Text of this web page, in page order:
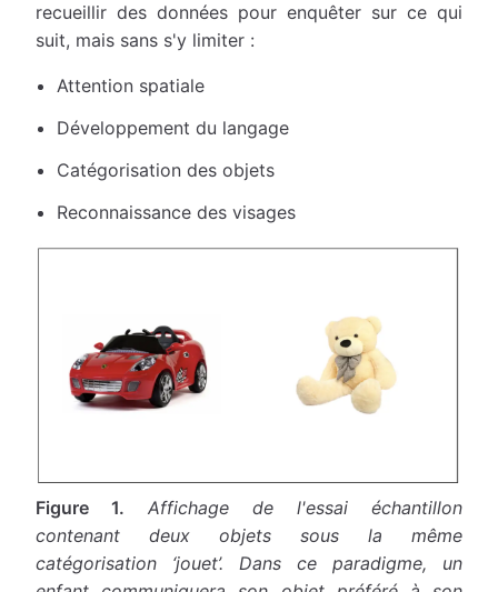
recueillir des données pour enquêter sur ce qui
suit, mais sans s'y limiter :
Attention spatiale
Développement du langage
Catégorisation des objets
Reconnaissance des visages
Figure 1.
Affichage de l'essai échantillon
contenant deux objets sous la même
catégorisation ‘jouet’. Dans ce paradigme, un